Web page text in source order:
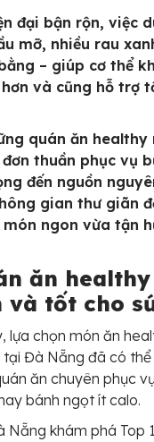
đại bận rộn, việc
mỡ, nhiều rau
– giúp cơ thể
và cũng hỗ trợ
quán ăn healthy
đơn thuần phục vụ
đến nguồn
gian thư giãn
ngon vừa tận
ăn
và tốt cho
lựa chọn món ăn
tại Đà Nẵng đã có
ăn chuyên phục
bánh ngọt ít calo.
Nẵng khám phá Top